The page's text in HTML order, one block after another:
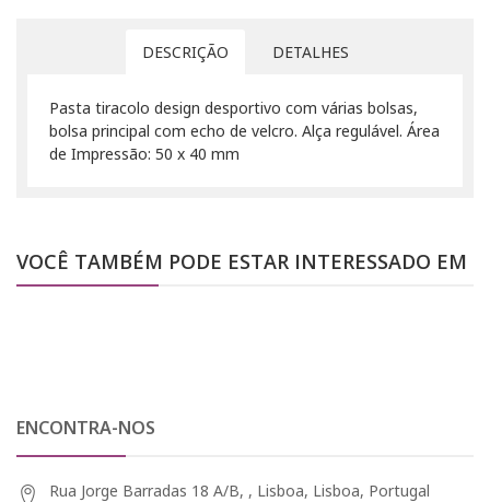
DESCRIÇÃO DETALHES
Pasta tiracolo design desportivo com várias bolsas,
bolsa principal com echo de velcro. Alça regulável. Área
de Impressão: 50 x 40 mm
VOCÊ TAMBÉM PODE ESTAR INTERESSADO EM
ENCONTRA-NOS
Rua Jorge Barradas 18 A/B, , Lisboa, Lisboa, Portugal